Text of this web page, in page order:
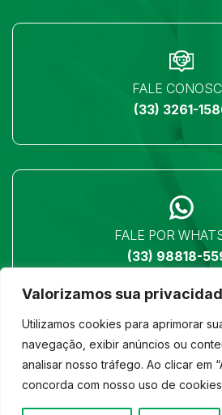
Valorizamos sua
Utilizamos cookies para aprimorar
navegação, exibir anúncios ou
analisar nosso tráfego. Ao clicar em
concorda com nosso uso de
FALE
(33) 3261-
FALE POR
(33) 98818-
LOCALIZAÇÃO